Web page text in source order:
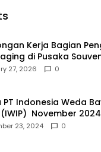
Kerja Bagian
di Pusaka
27, 2026 0
PT Indonesia Weda
November 2024
23, 2024 0